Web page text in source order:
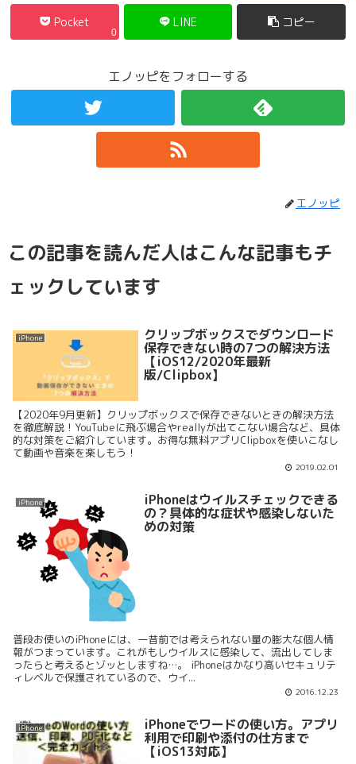
Pocket
0
LINE コピー
エノッピをフォローする
エノッピ
この記事を読んだ人はこんな記事もチ
ェックしています
iPhone クリップボックスでダウンロード
保存できない時の7つの解決方法
【iOS12/2020年最新
版/Clipbox】
【2020年9月更新】クリップボックスで保存できないときの解決方法
を徹底解説！YouTubeに飛ぶ場合やreallyが出てこない場合など、具体
的な対策をご紹介しています。お得な無料アプリClipboxを使いこなし
て動画や音楽を楽しもう！
2019.02.01
iPhone iPhoneはウイルスチェックできる
の？具体的な症状や感染しないた
めの対策
普段お使いのiPhoneには、一昔前では考えられない量の膨大な個人情
報がつまっています。これがもしウイルスに感染して、流出してしま
ったらと考えるとゾッとしますね…。 iPhoneはかなり高いセキュリテ
ィレベルで保護されているので、ウイ...
2016.12.23
iPhone iPhoneでワードの使い方。アプリ
利用で印刷や添付の仕方まで
【iOS13対応】